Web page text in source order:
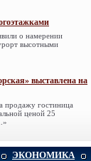
о намерении
высотными
выставлена на
продажу гостиница
ценой 25
ЭКОНОМИКА